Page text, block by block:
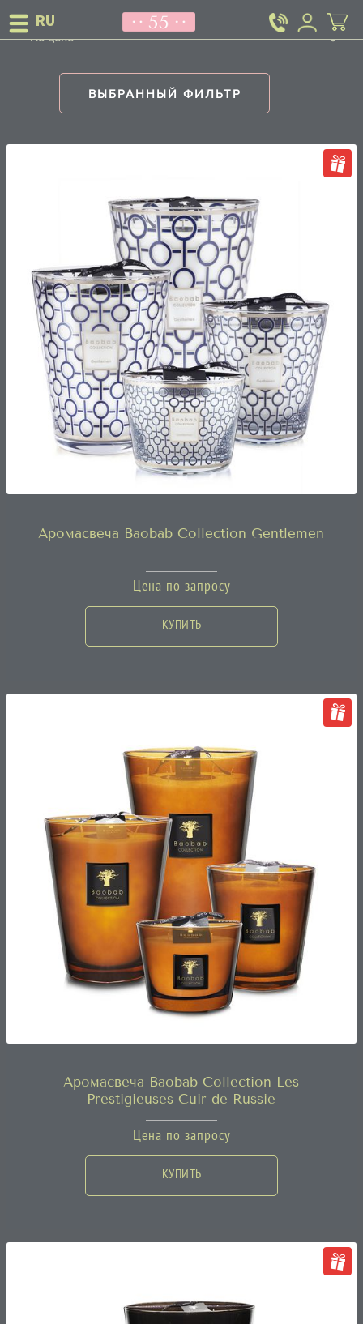
По цене
ВЫБРАННЫЙ ФИЛЬТР
Аромасвеча Baobab Collection Gentlemen
Цена по запросу
КУПИТЬ
Аромасвеча Baobab Collection Les
Prestigieuses Cuir de Russie
Цена по запросу
КУПИТЬ